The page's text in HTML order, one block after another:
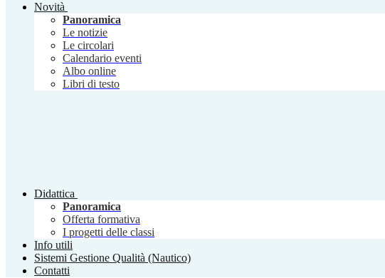
Novità
Panoramica
Le notizie
Le circolari
Calendario eventi
Albo online
Libri di testo
Didattica
Panoramica
Offerta formativa
I progetti delle classi
Info utili
Sistemi Gestione Qualità (Nautico)
Contatti